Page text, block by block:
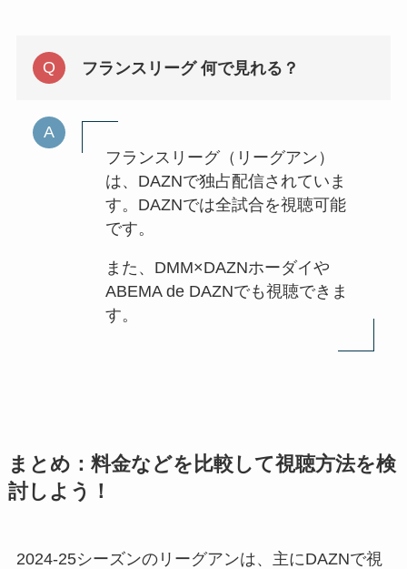
フランスリーグ 何で見れる？
フランスリーグ（リーグアン）
は、DAZNで独占配信されていま
す。DAZNでは全試合を視聴可能
です。
また、DMM×DAZNホーダイや
ABEMA de DAZNでも視聴できま
す。
まとめ：料金などを比較して視聴方法を検
討しよう！
2024-25シーズンのリーグアンは、主にDAZNで視